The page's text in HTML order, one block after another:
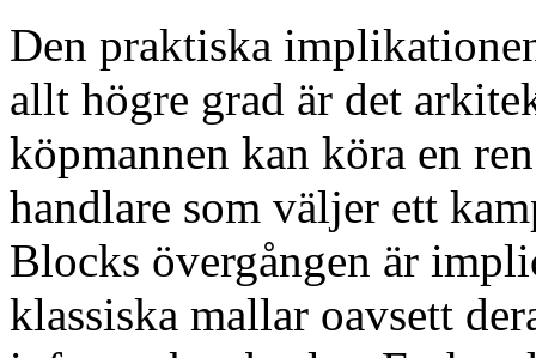
Den praktiska
allt högre grad är det
köpmannen kan köra en
handlare som väljer ett
Blocks övergången är
klassiska mallar oavsett